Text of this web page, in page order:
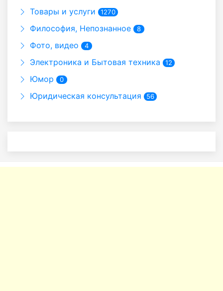
Товары и услуги 1270
Философия, Непознанное 8
Фото, видео 4
Электроника и Бытовая техника 12
Юмор 0
Юридическая консультация 56